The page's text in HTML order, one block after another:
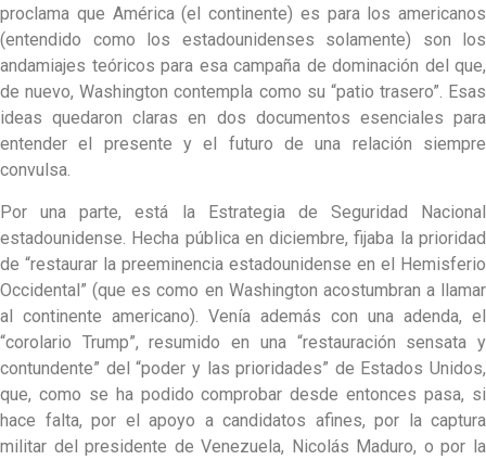
proclama que América (el continente) es para los americanos
(entendido como los estadounidenses solamente) son los
andamiajes teóricos para esa campaña de dominación del que,
de nuevo, Washington contempla como su “patio trasero”. Esas
ideas quedaron claras en dos documentos esenciales para
entender el presente y el futuro de una relación siempre
convulsa.
Por una parte, está la Estrategia de Seguridad Nacional
estadounidense. Hecha pública en diciembre, fijaba la prioridad
de “restaurar la preeminencia estadounidense en el Hemisferio
Occidental” (que es como en Washington acostumbran a llamar
al continente americano). Venía además con una adenda, el
“corolario Trump”, resumido en una “restauración sensata y
contundente” del “poder y las prioridades” de Estados Unidos,
que, como se ha podido comprobar desde entonces pasa, si
hace falta, por el apoyo a candidatos afines, por la captura
militar del presidente de Venezuela, Nicolás Maduro, o por la